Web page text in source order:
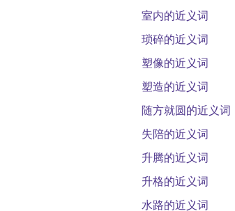
室内的近义词
琐碎的近义词
塑像的近义词
塑造的近义词
随方就圆的近义词
失陪的近义词
升腾的近义词
升格的近义词
水路的近义词